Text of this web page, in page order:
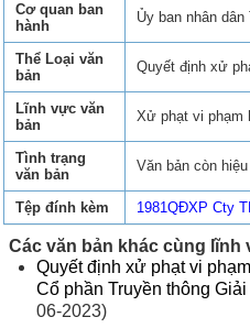
Cơ quan ban
hành
Ủy ban nhân
Thể Loại văn
bản
Quyết định xử
Lĩnh vực văn
bản
Xử phạt vi phạm
Tình trạng
văn bản
Văn bản còn
Tệp đính kèm 1981QĐXP Cty
Các văn bản khác cùng lĩnh
Quyết định xử phạt vi
Cổ phần Truyền thông
06-2023)